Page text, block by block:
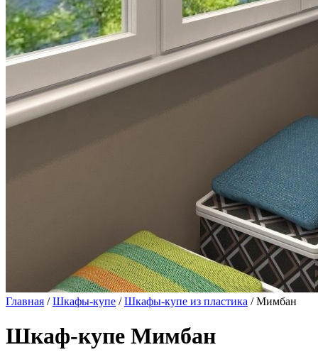
Главная /Шкафы-купе /Шкафы-купе из пластика / Мимбан
Шкаф-купе Мимбан